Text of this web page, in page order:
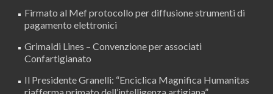
Firmato al Mef protocollo per diffusione strumenti di
pagamento elettronici
Grimaldi Lines – Convenzione per associati
Confartigianato
Il Presidente Granelli: “Enciclica Magnifica Humanitas
riafferma primato dell’intelligenza artigiana”